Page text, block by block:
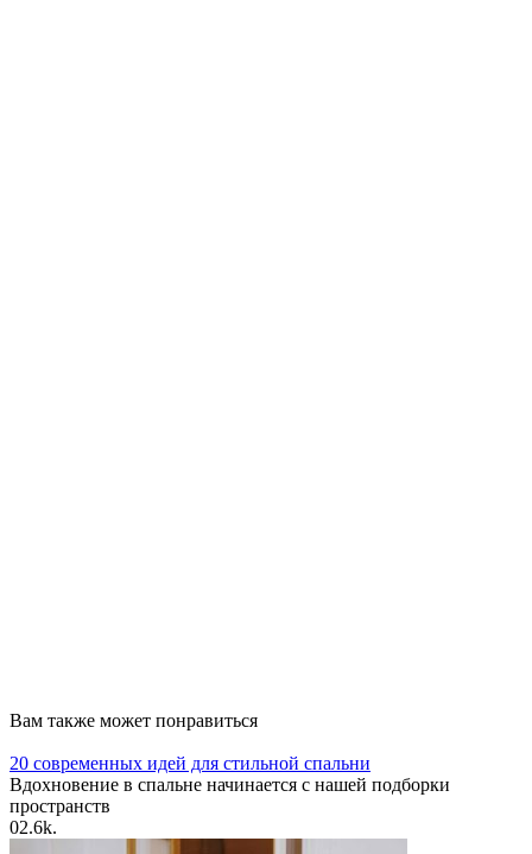
Вам также может понравиться
20 современных идей для стильной спальни
Вдохновение в спальне начинается с нашей подборки
пространств
02.6k.